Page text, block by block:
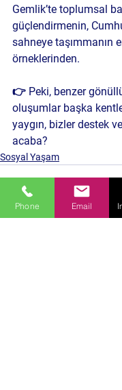
Gemlik’te toplumsal
güçlendirmenin,
sahneye taşımmanın
örneklerinden.
👉 Peki, benzer
oluşumlar başka
yaygın, bizler destek
acaba?
Sosyal Yaşam
Phone Email